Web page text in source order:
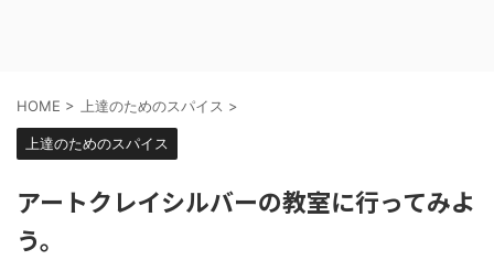
HOME > 上達のためのスパイス >
上達のためのスパイス
アートクレイシルバーの教室に行ってみよ
う。